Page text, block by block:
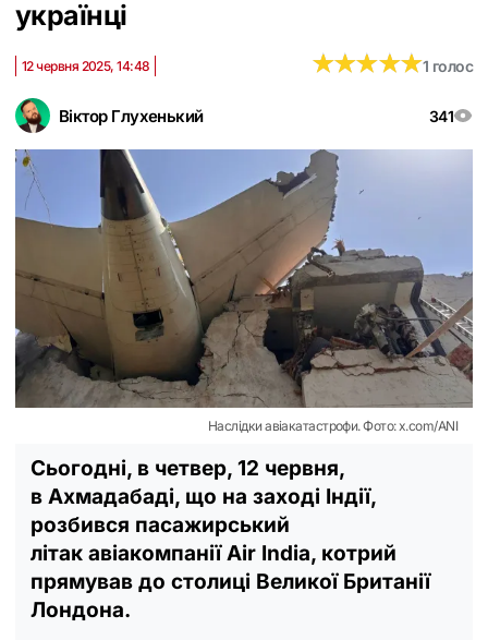
українці
Віктор Глухенький 341
12 червня 2025, 14:48 ★★★★★
★★★★★1 голос
Наслідки авіакатастрофи. Фото: x.com/ANI
Сьогодні, в четвер, 12 червня,
в Ахмадабаді, що на заході Індії,
розбився пасажирський
літак авіакомпанії Air India, котрий
прямував до столиці Великої Британії
Лондона.